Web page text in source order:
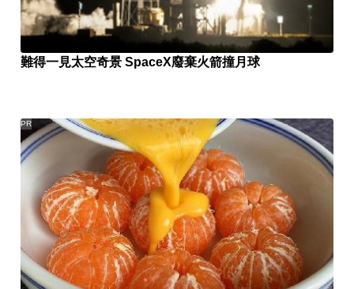
難得一見太空奇景 SpaceX廢棄火箭撞月球
PR